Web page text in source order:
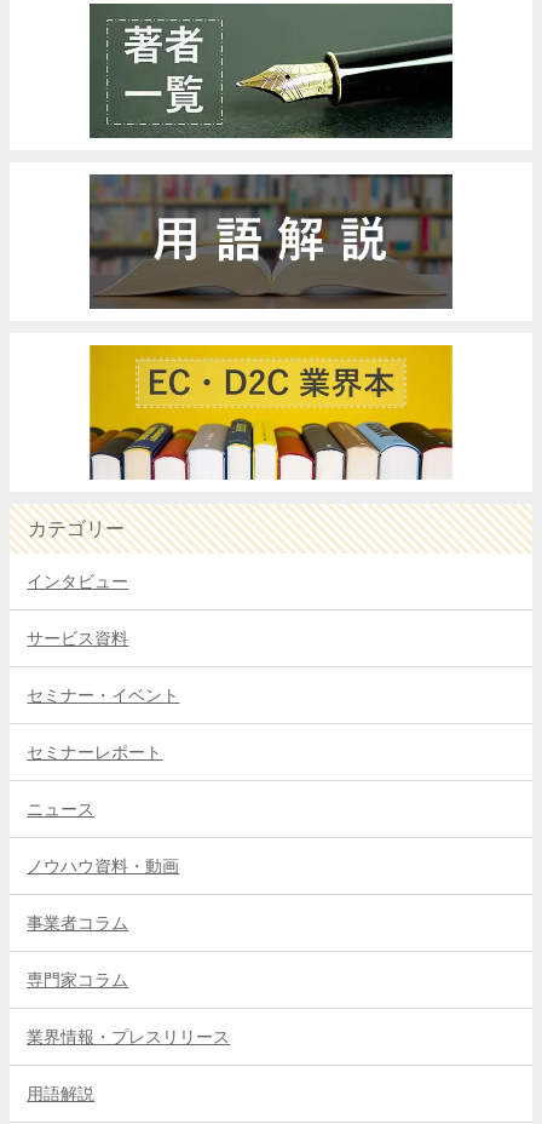
カテゴリー
インタビュー
サービス資料
セミナー・イベント
セミナーレポート
ニュース
ノウハウ資料・動画
事業者コラム
専門家コラム
業界情報・プレスリリース
用語解説